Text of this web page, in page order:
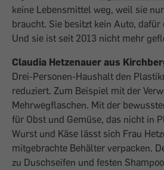
keine Lebensmittel weg, weil sie
braucht. Sie besitzt kein Auto,
Und sie ist seit 2013 nicht mehr
Claudia Hetzenauer aus
Drei-Personen-Haushalt den
reduziert. Zum Beispiel mit der
Mehrwegflaschen. Mit der
für Obst und Gemüse, das nicht in
Wurst und Käse lässt sich Frau
mitgebrachte Behälter verpacken.
zu Duschseifen und festen